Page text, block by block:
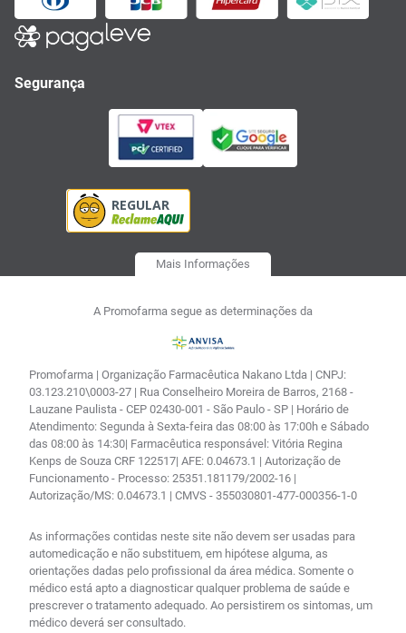
Segurança
Mais Informações
A Promofarma segue as determinações da
Promofarma | Organização Farmacêutica Nakano Ltda | CNPJ:
03.123.210\0003-27 | Rua Conselheiro Moreira de Barros, 2168 -
Lauzane Paulista - CEP 02430-001 - São Paulo - SP | Horário de
Atendimento: Segunda à Sexta-feira das 08:00 às 17:00h e Sábado
das 08:00 às 14:30| Farmacêutica responsável: Vitória Regina
Kenps de Souza CRF 122517| AFE: 0.04673.1 | Autorização de
Funcionamento - Processo: 25351.181179/2002-16 |
Autorização/MS: 0.04673.1 | CMVS - 355030801-477-000356-1-0
As informações contidas neste site não devem ser usadas para
automedicação e não substituem, em hipótese alguma, as
orientações dadas pelo profissional da área médica. Somente o
médico está apto a diagnosticar qualquer problema de saúde e
prescrever o tratamento adequado. Ao persistirem os sintomas, um
médico deverá ser consultado.